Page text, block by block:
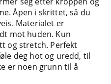
Åpen i skrittet, så du
Materialet er
mot huden. Kun
og stretch. Perfekt
deg hot og uredd, til
er noen grunn til å